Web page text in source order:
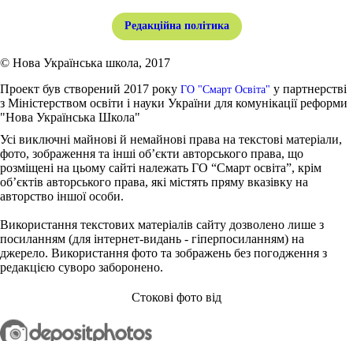
Редакційна політика
© Нова Українська школа, 2017
Проект був створений 2017 року ГО "Смарт Освіта" у партнерстві
з Міністерством освіти і науки України для комунікації реформи
"Нова Українська Школа"
Усі виключні майнові й немайнові права на текстові матеріали,
фото, зображення та інші об’єкти авторського права, що
розміщені на цьому сайті належать ГО “Смарт освіта”, крім
об’єктів авторського права, які містять пряму вказівку на
авторство іншої особи.
Використання текстових матеріалів сайту дозволено лише з
посиланням (для інтернет-видань - гіперпосиланням) на
джерело. Використання фото та зображень без погодження з
редакцією суворо заборонено.
Стокові фото від